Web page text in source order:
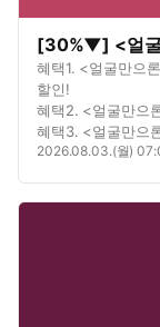
[30%▼] <얼굴
혜택1. <얼굴만으
할인!
혜택2. <얼굴만으
혜택3. <얼굴만으
혜택4. <얼굴만으
2026.08.03.(월)